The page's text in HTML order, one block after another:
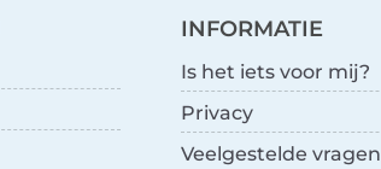
INFORMATIE
Is het iets voor mij?
Privacy
Veelgestelde vragen